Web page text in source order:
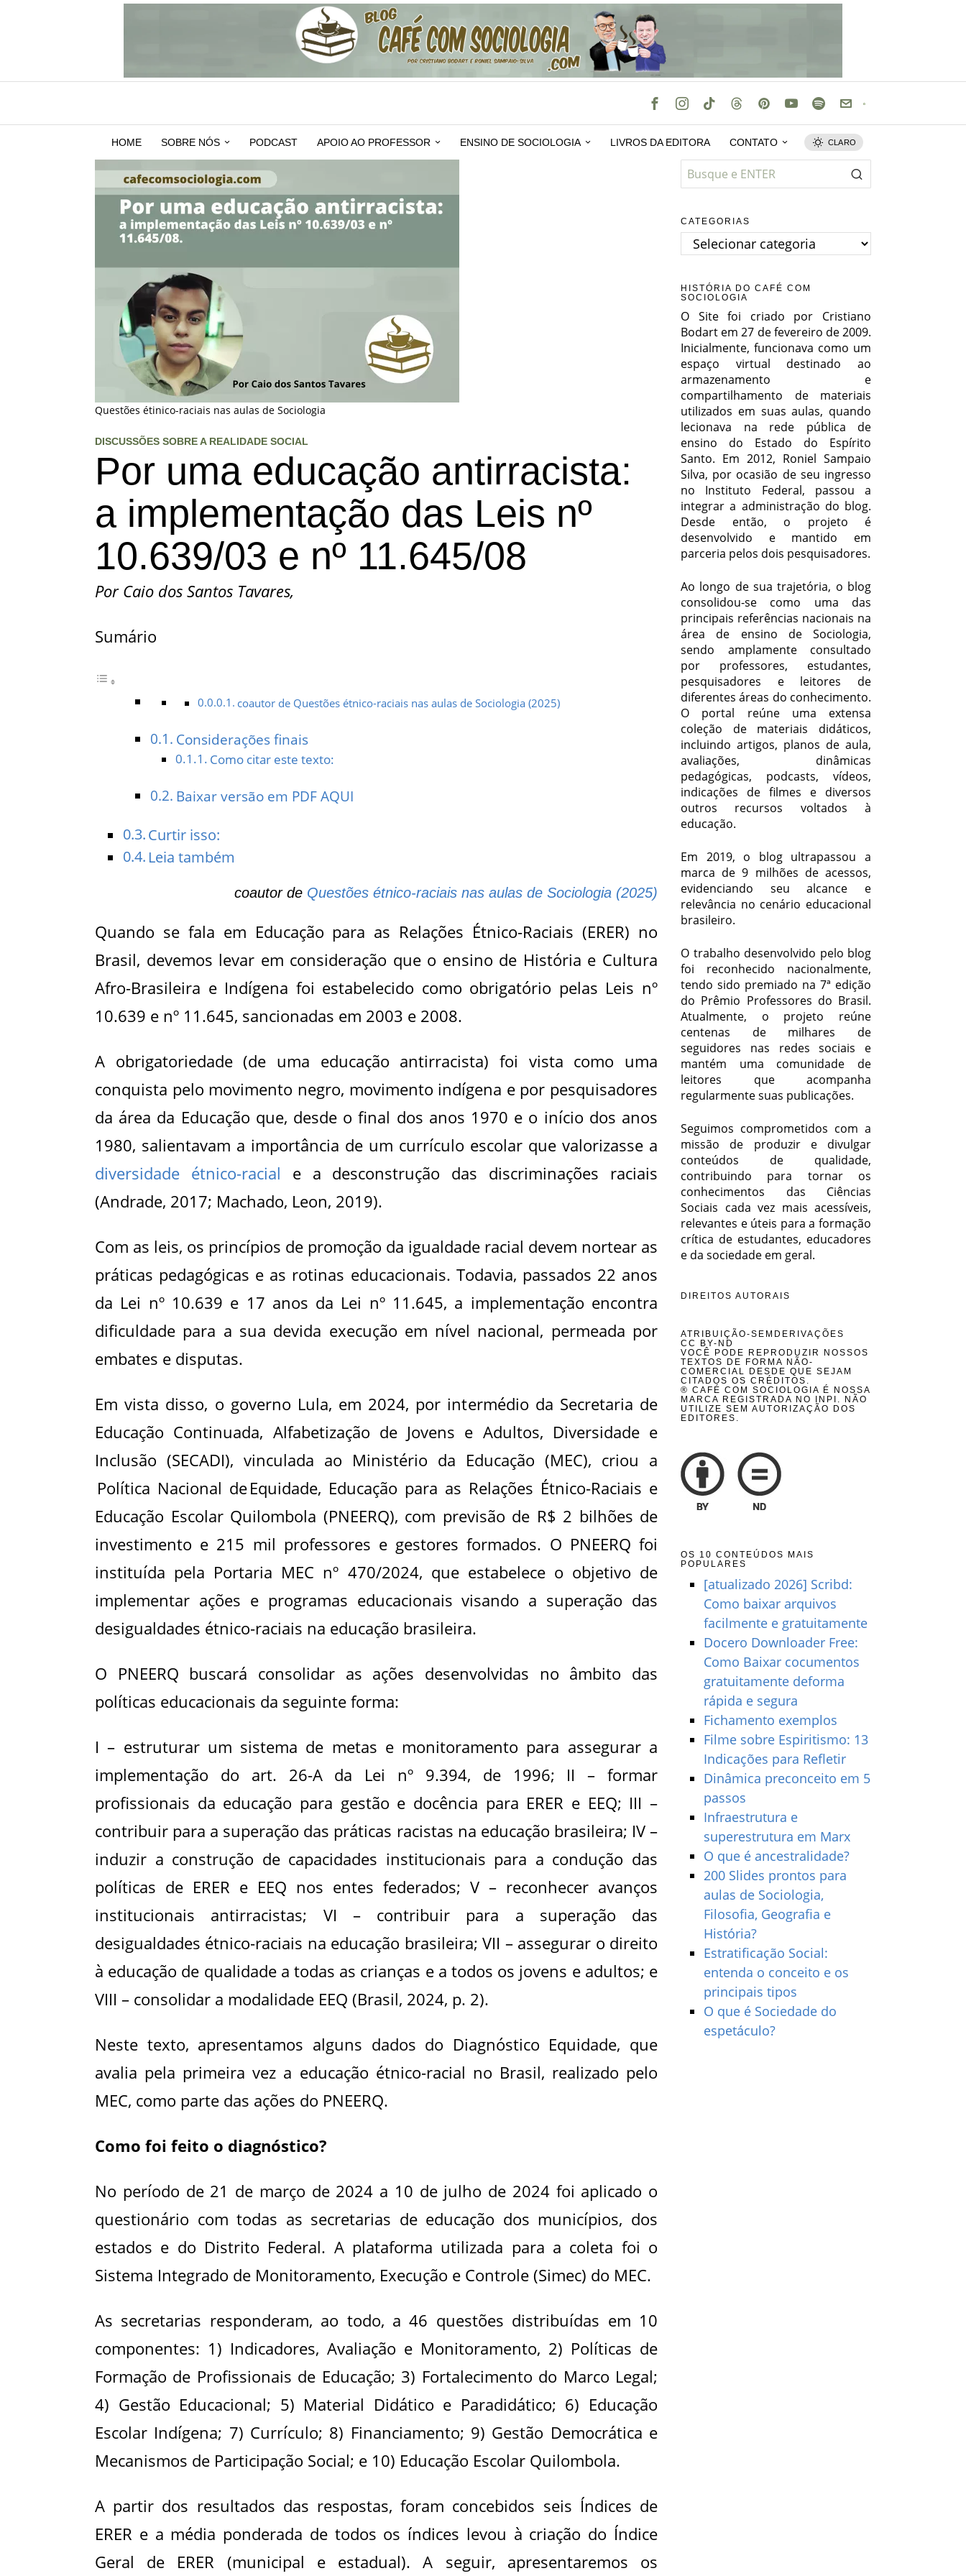
HOME SOBRE NÓS PODCAST APOIO AO PROFESSOR ENSINO DE SOCIOLOGIA LIVROS DA EDITORA CONTATO CLARO
Questões étinico-raciais nas aulas de Sociologia
DISCUSSÕES SOBRE A REALIDADE SOCIAL
Por uma educação antirracista:
a implementação das Leis nº
10.639/03 e nº 11.645/08
Por Caio dos Santos Tavares,
Sumário
coautor de Questões étnico-raciais nas aulas de Sociologia (2025)
Considerações finais
Como citar este texto:
Baixar versão em PDF AQUI
Curtir isso:
Leia também
coautor de Questões étnico-raciais nas aulas de Sociologia (2025)
Quando se fala em Educação para as Relações Étnico-Raciais (ERER) no
Brasil, devemos levar em consideração que o ensino de História e Cultura
Afro-Brasileira e Indígena foi estabelecido como obrigatório pelas Leis nº
10.639 e nº 11.645, sancionadas em 2003 e 2008.
A obrigatoriedade (de uma educação antirracista) foi vista como uma
conquista pelo movimento negro, movimento indígena e por pesquisadores
da área da Educação que, desde o final dos anos 1970 e o início dos anos
1980, salientavam a importância de um currículo escolar que valorizasse a
diversidade étnico-racial e a desconstrução das discriminações raciais
(Andrade, 2017; Machado, Leon, 2019).
Com as leis, os princípios de promoção da igualdade racial devem nortear as
práticas pedagógicas e as rotinas educacionais. Todavia, passados 22 anos
da Lei nº 10.639 e 17 anos da Lei nº 11.645, a implementação encontra
dificuldade para a sua devida execução em nível nacional, permeada por
embates e disputas.
Em vista disso, o governo Lula, em 2024, por intermédio da Secretaria de
Educação Continuada, Alfabetização de Jovens e Adultos, Diversidade e
Inclusão (SECADI), vinculada ao Ministério da Educação (MEC), criou a
Política Nacional de Equidade, Educação para as Relações Étnico-Raciais e
Educação Escolar Quilombola (PNEERQ), com previsão de R$ 2 bilhões de
investimento e 215 mil professores e gestores formados. O PNEERQ foi
instituída pela Portaria MEC nº 470/2024, que estabelece o objetivo de
implementar ações e programas educacionais visando a superação das
desigualdades étnico-raciais na educação brasileira.
O PNEERQ buscará consolidar as ações desenvolvidas no âmbito das
políticas educacionais da seguinte forma:
I – estruturar um sistema de metas e monitoramento para assegurar a
implementação do art. 26-A da Lei nº 9.394, de 1996; II – formar
profissionais da educação para gestão e docência para ERER e EEQ; III –
contribuir para a superação das práticas racistas na educação brasileira; IV –
induzir a construção de capacidades institucionais para a condução das
políticas de ERER e EEQ nos entes federados; V – reconhecer avanços
institucionais antirracistas; VI – contribuir para a superação das
desigualdades étnico-raciais na educação brasileira; VII – assegurar o direito
à educação de qualidade a todas as crianças e a todos os jovens e adultos; e
VIII – consolidar a modalidade EEQ (Brasil, 2024, p. 2).
Neste texto, apresentamos alguns dados do Diagnóstico Equidade, que
avalia pela primeira vez a educação étnico-racial no Brasil, realizado pelo
MEC, como parte das ações do PNEERQ.
Como foi feito o diagnóstico?
No período de 21 de março de 2024 a 10 de julho de 2024 foi aplicado o
questionário com todas as secretarias de educação dos municípios, dos
estados e do Distrito Federal. A plataforma utilizada para a coleta foi o
Sistema Integrado de Monitoramento, Execução e Controle (Simec) do MEC.
As secretarias responderam, ao todo, a 46 questões distribuídas em 10
componentes: 1) Indicadores, Avaliação e Monitoramento, 2) Políticas de
Formação de Profissionais de Educação; 3) Fortalecimento do Marco Legal;
4) Gestão Educacional; 5) Material Didático e Paradidático; 6) Educação
Escolar Indígena; 7) Currículo; 8) Financiamento; 9) Gestão Democrática e
Mecanismos de Participação Social; e 10) Educação Escolar Quilombola.
A partir dos resultados das respostas, foram concebidos seis Índices de
ERER e a média ponderada de todos os índices levou à criação do Índice
Geral de ERER (municipal e estadual). A seguir, apresentaremos os
CATEGORIAS
Categorias
HISTÓRIA DO CAFÉ COM
SOCIOLOGIA
O Site foi criado por Cristiano
Bodart em 27 de fevereiro de 2009.
Inicialmente, funcionava como um
espaço virtual destinado ao
armazenamento e
compartilhamento de materiais
utilizados em suas aulas, quando
lecionava na rede pública de
ensino do Estado do Espírito
Santo. Em 2012, Roniel Sampaio
Silva, por ocasião de seu ingresso
no Instituto Federal, passou a
integrar a administração do blog.
Desde então, o projeto é
desenvolvido e mantido em
parceria pelos dois pesquisadores.
Ao longo de sua trajetória, o blog
consolidou-se como uma das
principais referências nacionais na
área de ensino de Sociologia,
sendo amplamente consultado
por professores, estudantes,
pesquisadores e leitores de
diferentes áreas do conhecimento.
O portal reúne uma extensa
coleção de materiais didáticos,
incluindo artigos, planos de aula,
avaliações, dinâmicas
pedagógicas, podcasts, vídeos,
indicações de filmes e diversos
outros recursos voltados à
educação.
Em 2019, o blog ultrapassou a
marca de 9 milhões de acessos,
evidenciando seu alcance e
relevância no cenário educacional
brasileiro.
O trabalho desenvolvido pelo blog
foi reconhecido nacionalmente,
tendo sido premiado na 7ª edição
do Prêmio Professores do Brasil.
Atualmente, o projeto reúne
centenas de milhares de
seguidores nas redes sociais e
mantém uma comunidade de
leitores que acompanha
regularmente suas publicações.
Seguimos comprometidos com a
missão de produzir e divulgar
conteúdos de qualidade,
contribuindo para tornar os
conhecimentos das Ciências
Sociais cada vez mais acessíveis,
relevantes e úteis para a formação
crítica de estudantes, educadores
e da sociedade em geral.
DIREITOS AUTORAIS
ATRIBUIÇÃO-SEMDERIVAÇÕES
CC BY-ND
VOCÊ PODE REPRODUZIR NOSSOS
TEXTOS DE FORMA NÃO-
COMERCIAL DESDE QUE SEJAM
CITADOS OS CRÉDITOS.
® CAFÉ COM SOCIOLOGIA É NOSSA
MARCA REGISTRADA NO INPI. NÃO
UTILIZE SEM AUTORIZAÇÃO DOS
EDITORES.
OS 10 CONTEÚDOS MAIS
POPULARES
[atualizado 2026] Scribd:
Como baixar arquivos
facilmente e gratuitamente
Docero Downloader Free:
Como Baixar cocumentos
gratuitamente deforma
rápida e segura
Fichamento exemplos
Filme sobre Espiritismo: 13
Indicações para Refletir
Dinâmica preconceito em 5
passos
Infraestrutura e
superestrutura em Marx
O que é ancestralidade?
200 Slides prontos para
aulas de Sociologia,
Filosofia, Geografia e
História?
Estratificação Social:
entenda o conceito e os
principais tipos
O que é Sociedade do
espetáculo?